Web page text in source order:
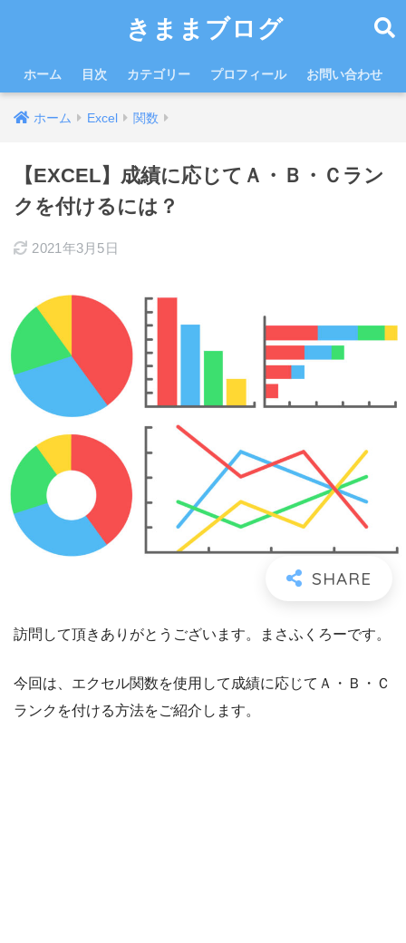
きままブログ
ホーム 目次 カテゴリー プロフィール お問い合わせ
ホーム Excel 関数
【EXCEL】成績に応じてＡ・Ｂ・Ｃラン
クを付けるには？
2021年3月5日
訪問して頂きありがとうございます。まさふくろーです。
今回は、エクセル関数を使用して成績に応じてＡ・Ｂ・Ｃ
ランクを付ける方法をご紹介します。